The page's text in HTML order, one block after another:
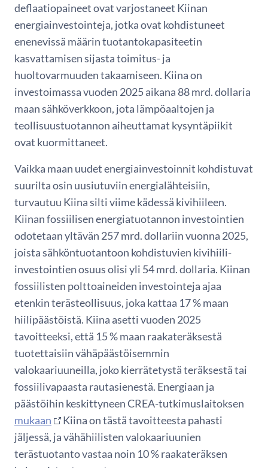
deflaatiopaineet ovat varjostaneet Kiinan
energiainvestointeja, jotka ovat kohdistuneet
enenevissä määrin tuotantokapasiteetin
kasvattamisen sijasta toimitus- ja
huoltovarmuuden takaamiseen. Kiina on
investoimassa vuoden 2025 aikana 88 mrd. dollaria
maan sähköverkkoon, jota lämpöaaltojen ja
teollisuustuotannon aiheuttamat kysyntäpiikit
ovat kuormittaneet.
Vaikka maan uudet energiainvestoinnit kohdistuvat
suurilta osin uusiutuviin energialähteisiin,
turvautuu Kiina silti viime kädessä kivihiileen.
Kiinan fossiilisen energiatuotannon investointien
odotetaan yltävän 257 mrd. dollariin vuonna 2025,
joista sähköntuotantoon kohdistuvien kivihiili-
investointien osuus olisi yli 54 mrd. dollaria. Kiinan
fossiilisten polttoaineiden investointeja ajaa
etenkin terästeollisuus, joka kattaa 17 % maan
hiilipäästöistä. Kiina asetti vuoden 2025
tavoitteeksi, että 15 % maan raakateräksestä
tuotettaisiin vähäpäästöisemmin
valokaariuuneilla, joko kierrätetystä teräksestä tai
fossiilivapaasta rautasienestä. Energiaan ja
päästöihin keskittyneen CREA-tutkimuslaitoksen
mukaan
Kiina on tästä tavoitteesta pahasti
jäljessä, ja vähähiilisten valokaariuunien
terästuotanto vastaa noin 10 % raakateräksen